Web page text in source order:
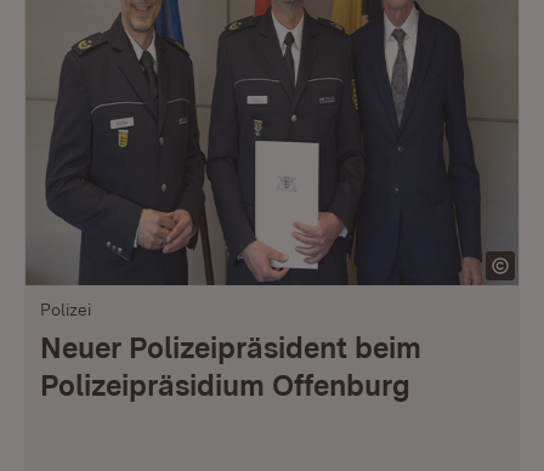
Polizei
Neuer Polizeipräsident beim
Polizeipräsidium Offenburg